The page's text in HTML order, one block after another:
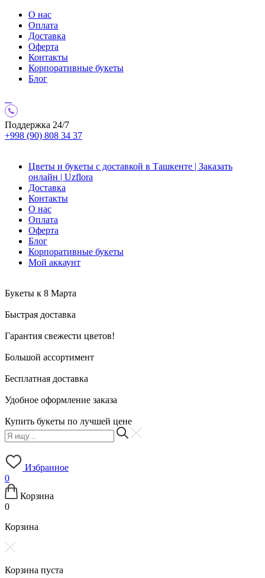
О нас
Оплата
Доставка
Оферта
Контакты
Корпоративные букеты
Блог
Поддержка 24/7
+998 (90) 808 34 37
Цветы и букеты с доставкой в Ташкенте | Заказать
онлайн | Uzflora
Доставка
Контакты
О нас
Оплата
Оферта
Блог
Корпоративные букеты
Мой аккаунт
Букеты к 8 Марта
Быстрая доставка
Гарантия свежести цветов!
Большой ассортимент
Бесплатная доставка
Удобное оформление заказа
Купить букеты по лучшей цене
Избранное
0
Корзина
0
Корзина
Корзина пуста